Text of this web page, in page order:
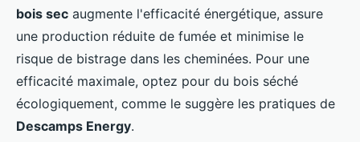
bois sec augmente l'efficacité énergétique, assure
une production réduite de fumée et minimise le
risque de bistrage dans les cheminées. Pour une
efficacité maximale, optez pour du bois séché
écologiquement, comme le suggère les pratiques de
Descamps Energy.